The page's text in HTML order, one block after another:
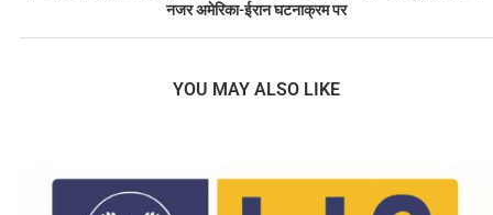
नजर अमेरिका-ईरान घटनाक्रम पर
YOU MAY ALSO LIKE